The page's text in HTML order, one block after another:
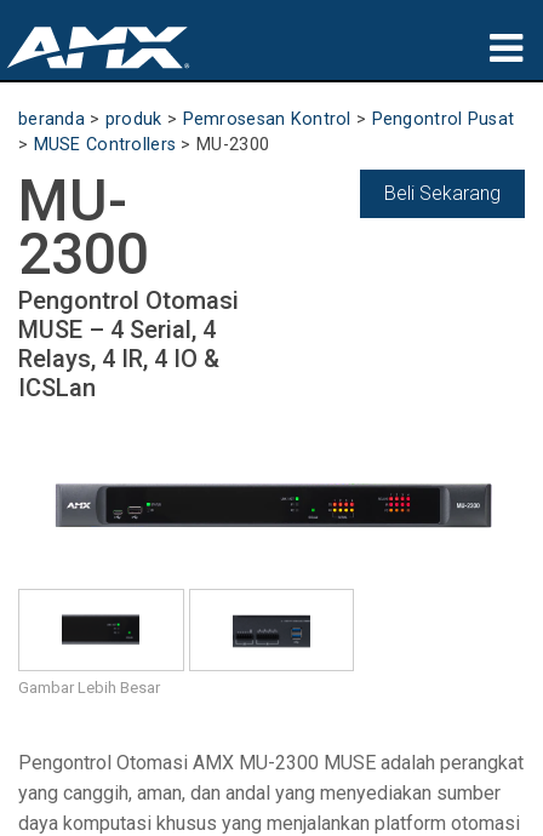
produk
Partners
tempat membeli
pelatihan
dukungan
beranda > produk > Pemrosesan Kontrol > Pengontrol Pusat
> MUSE Controllers > MU-2300
MU-
2300
Pengontrol Otomasi
MUSE – 4 Serial, 4
Relays, 4 IR, 4 IO &
ICSLan
Beli Sekarang
Gambar Lebih Besar
Pengontrol Otomasi AMX MU-2300 MUSE adalah perangkat
yang canggih, aman, dan andal yang menyediakan sumber
daya komputasi khusus yang menjalankan platform otomasi